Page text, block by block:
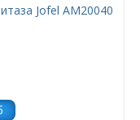
Jofel AM20040